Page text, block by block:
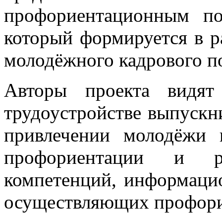
профориентационным
который формируется в
молодёжного кадрового
Авторы проекта
трудоустройстве
привлечении
профориентации и
компетенций,
осуществляющих